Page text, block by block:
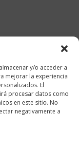
y/o acceder a
mejorar la experiencia
El
procesar datos como
en este sitio. No
negativamente a